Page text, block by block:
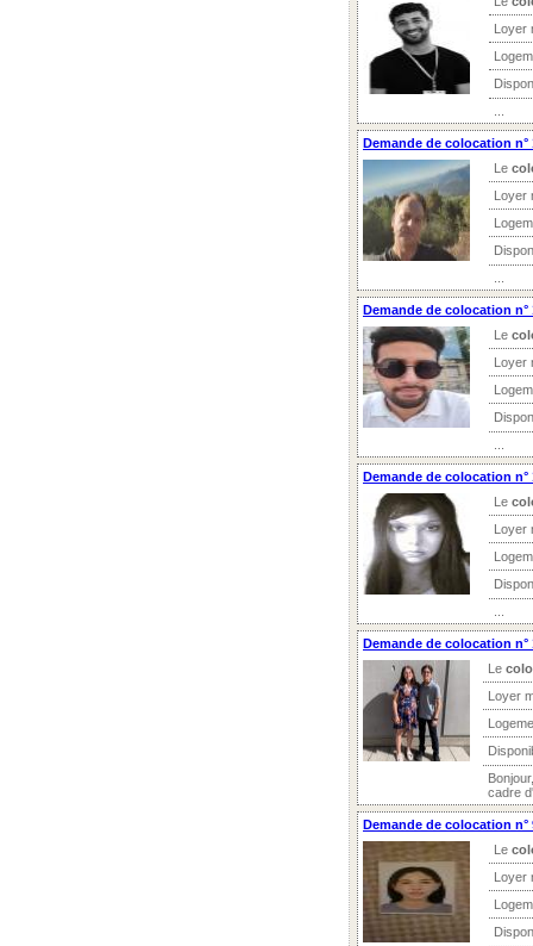
Loyer
Demande de colocation n°
Le
Loyer
Demande de colocation n°
Le
Loyer
Demande de colocation n°
Le
Loyer
Demande de colocation n°
Le
Loyer
cadre
Demande de colocation n°
Le
Loyer